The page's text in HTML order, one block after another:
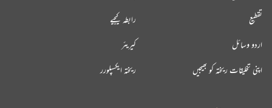
تقطیع
اردو وسائل
اپنی تخلیقات ریختہ کو بھیجیں
رابطہ کیجیے
کیریئر
ریختہ ایکسپلورر